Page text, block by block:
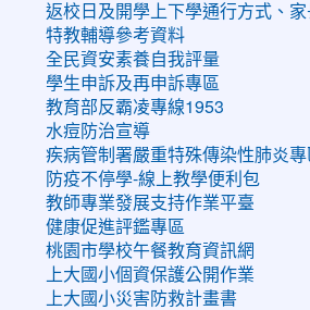
返校日及開學上下學通行方式、
特教輔導參考資料
全民資安素養自我評量
學生申訴及再申訴專區
教育部反霸凌專線1953
水痘防治宣導
疾病管制署嚴重特殊傳染性肺炎專
防疫不停學-線上教學便利包
教師專業發展支持作業平臺
健康促進評鑑專區
桃園市學校午餐教育資訊網
上大國小個資保護公開作業
上大國小災害防救計畫書